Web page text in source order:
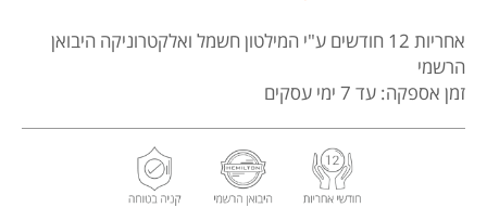
אחריות 12 חודשים
ע"י המילטון חשמל ואלקטרוניקה היבואן
הרשמי
זמן אספקה: עד 7 ימי עסקים